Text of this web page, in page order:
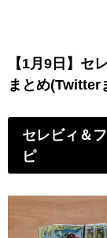
【1月9日】セ
まとめ(Twitter
セレビィ
ピ